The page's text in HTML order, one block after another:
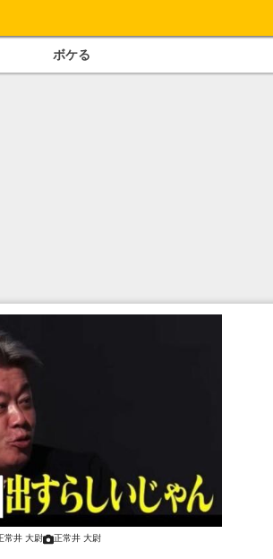
ボケる
常井 大尉 正常井 大尉